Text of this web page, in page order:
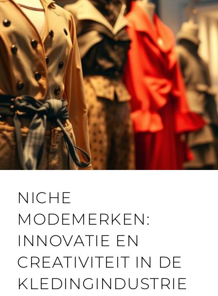
NICHE
MODEMERKEN:
INNOVATIE EN
CREATIVITEIT IN DE
KLEDINGINDUSTRIE